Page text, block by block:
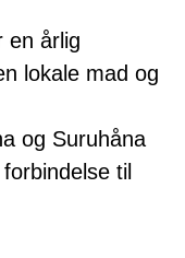
en årlig
lokale mad og
og Suruhåna
til